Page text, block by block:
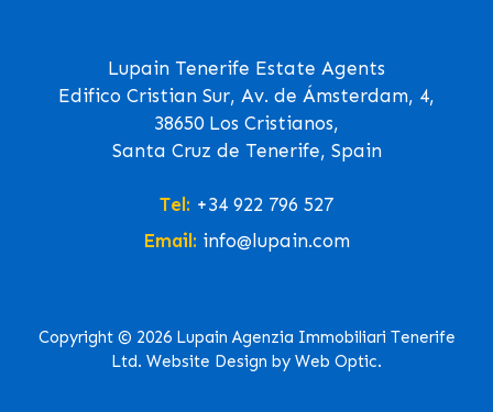
Lupain Tenerife Estate Agents
Edifico Cristian Sur, Av. de Ámsterdam, 4,
38650 Los Cristianos,
Santa Cruz de Tenerife, Spain
Tel: +34 922 796 527
Email: info@lupain.com
Copyright © 2026 Lupain Agenzia Immobiliari Tenerife
Ltd. Website Design by Web Optic.